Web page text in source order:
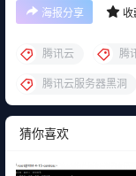
海报分享 收
腾讯云 腾
腾讯云服务器黑洞
猜你喜欢